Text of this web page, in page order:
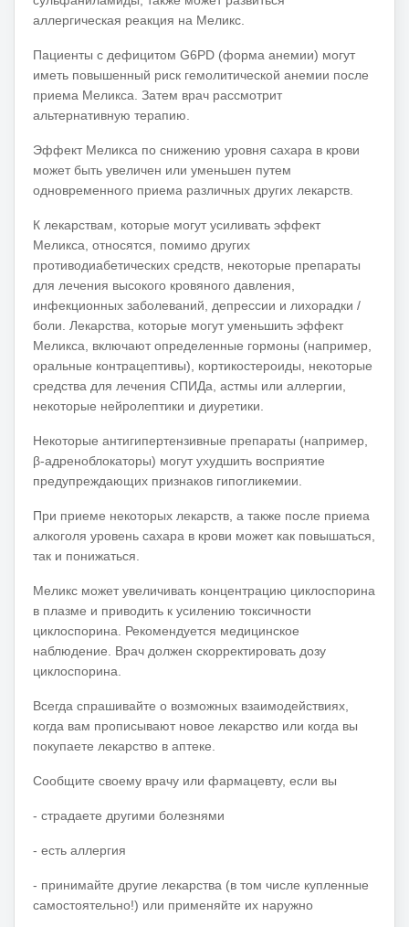
аллергическая реакция на Меликс.
Пациенты с дефицитом G6PD (форма анемии) могут
иметь повышенный риск гемолитической анемии после
приема Меликса. Затем врач рассмотрит
альтернативную терапию.
Эффект Меликса по снижению уровня сахара в крови
может быть увеличен или уменьшен путем
одновременного приема различных других лекарств.
К лекарствам, которые могут усиливать эффект
Меликса, относятся, помимо других
противодиабетических средств, некоторые препараты
для лечения высокого кровяного давления,
инфекционных заболеваний, депрессии и лихорадки /
боли. Лекарства, которые могут уменьшить эффект
Меликса, включают определенные гормоны (например,
оральные контрацептивы), кортикостероиды, некоторые
средства для лечения СПИДа, астмы или аллергии,
некоторые нейролептики и диуретики.
Некоторые антигипертензивные препараты (например,
β-адреноблокаторы) могут ухудшить восприятие
предупреждающих признаков гипогликемии.
При приеме некоторых лекарств, а также после приема
алкоголя уровень сахара в крови может как повышаться,
так и понижаться.
Меликс может увеличивать концентрацию циклоспорина
в плазме и приводить к усилению токсичности
циклоспорина. Рекомендуется медицинское
наблюдение. Врач должен скорректировать дозу
циклоспорина.
Всегда спрашивайте о возможных взаимодействиях,
когда вам прописывают новое лекарство или когда вы
покупаете лекарство в аптеке.
Сообщите своему врачу или фармацевту, если вы
- страдаете другими болезнями
- есть аллергия
- принимайте другие лекарства (в том числе купленные
самостоятельно!) или применяйте их наружно